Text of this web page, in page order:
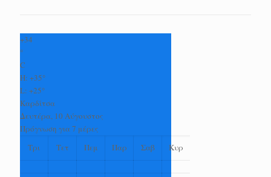
+34
°
C
H: +35°
L: +25°
Καρδίτσα
Δευτέρα, 10 Αύγουστος
Πρόγνωση για 7 μέρες
Τρι
Τετ Πεμ Παρ Σαβ Κυρ